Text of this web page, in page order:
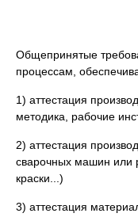
Общепринятые
процессам,
1) аттестация
методика, рабочие
2) аттестация
сварочных машин или
краски...)
3) аттестация